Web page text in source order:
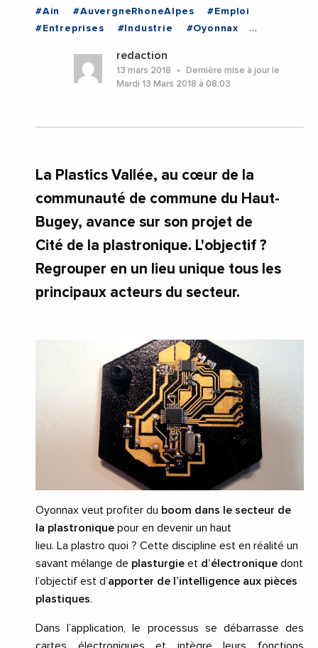
#Ain #AuvergneRhoneAlpes
#Emploi
#Entreprises
#Industrie
#Oyonnax
#VieDesEntreprises
#Ain
#AuvergneRhoneAlpes
#RhoneAlpes
redaction
13 mars 2018
Dernière mise à jour le
Mardi 13 Mars 2018 à 08:03
La Plastics Vallée, au cœur de la
communauté de commune du Haut-
Bugey, avance sur son projet de
Cité de la plastronique. L'objectif ?
Regrouper en un lieu unique tous les
principaux acteurs du secteur.
Oyonnax veut profiter du boom dans le secteur de
la plastronique pour en devenir un haut
lieu. La plastro quoi ? Cette discipline est en réalité un
savant mélange de plasturgie et d’électronique dont
l’objectif est d’apporter de l’intelligence aux pièces
plastiques.
Dans l’application, le processus se débarrasse des